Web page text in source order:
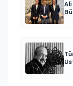
Ali